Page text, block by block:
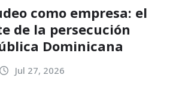
como empresa: el
de la persecución
Dominicana
Jul 27, 2026